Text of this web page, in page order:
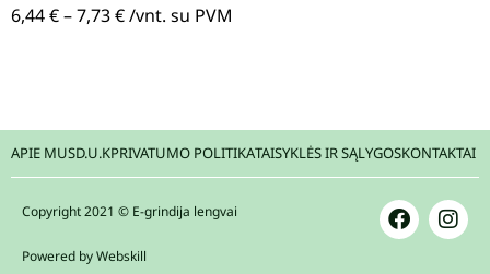
6,44€–7,73€/vnt. su PVM
APIE MUSD.U.KPRIVATUMO POLITIKATAISYKLĖS IR SĄLYGOSKONTAKTAI
Copyright 2021 © E-grindija lengvai
Powered by Webskill